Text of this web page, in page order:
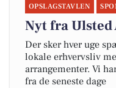
OPSLAGSTAVLEN
Nyt fra
Der sker hver uge
lokale erhvervsliv
arrangementer. Vi
fra de seneste dage